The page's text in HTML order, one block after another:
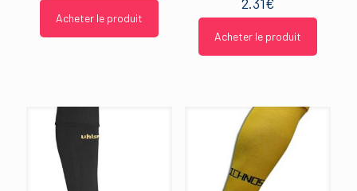
Acheter le produit
Acheter le produit